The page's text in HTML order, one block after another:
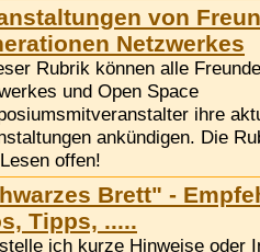
von
Netzwerkes
Rubrik können alle
und Open Space
ihre
ankündigen. Die
offen!
Brett" -
Tipps, .....
ich kurze Hinweise oder